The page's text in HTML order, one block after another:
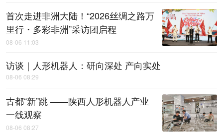
首次走进非洲大陆！“2026丝绸之路万
里行・多彩非洲”采访团启程
08-06 11:03
访谈｜人形机器人：研向深处 产向实处
08-06 08:29
古都“新”跳 ——陕西人形机器人产业
一线观察
08-06 08:27